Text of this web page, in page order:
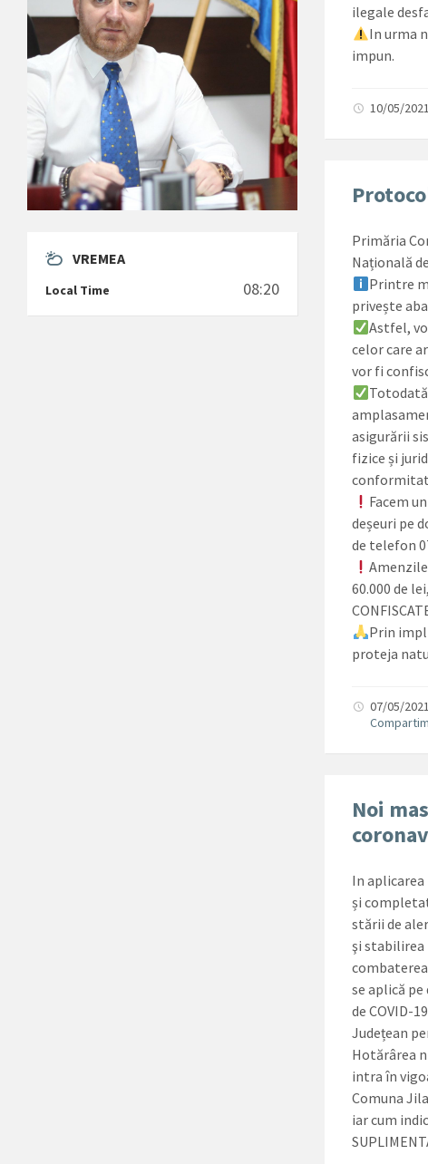
ilegale
In urma
impun.
10/05/
Primăria
Națională
Printre
privește
Astfel,
celor care
vor fi
asigurării
fizice și
Facem
deșeuri pe
de telefon
60.000 de
Prin
proteja
07/05/
Noi
In
și
stării de
şi stabilirea
se aplică
de COVID-
Județean
Hotărârea
intra în
Comuna
iar cum
VREMEA
Local Time 08:20